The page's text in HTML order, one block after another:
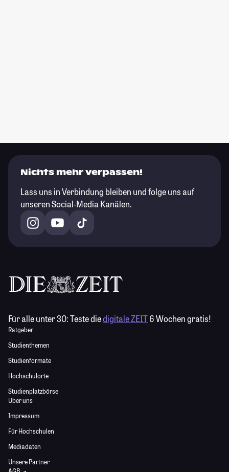
Nichts mehr verpassen!
Lass uns in Verbindung bleiben und folge uns auf
unseren Social-Media Kanälen.
Für alle unter 30:Teste diedigitale ZEIT6 Wochen gratis!
Ratgeber
Studienthemen
Studienformate
Hochschulorte
Studienplatzbörse
Über uns
Impressum
Für Hochschulen
Mediadaten
Unsere Partner